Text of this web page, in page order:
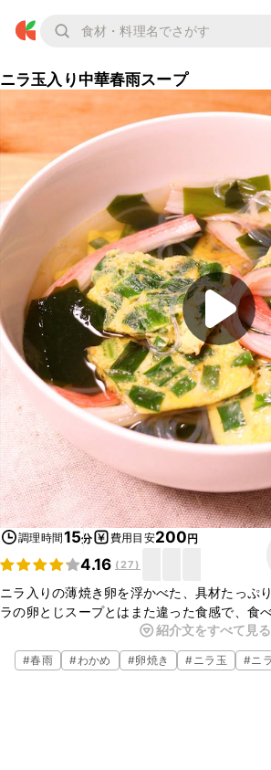
ニラ玉入り中華春雨スープ
調理時間15分 費用目安200円
4.16 (27)
ニラ入りの薄焼き卵を浮かべた、具材たっぷ
ラの卵とじスープとはまた違った食感で、食
足のひと品ですよ。ごはんのおかずにも、夜
ぴったりです。ぜひ作ってみてくださいね。
紹介文をすべて見る
#春雨 #わかめ #卵焼き #ニラ玉 #ニラ